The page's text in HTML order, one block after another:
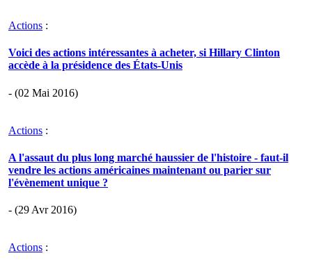
Actions :
Voici des actions intéressantes à acheter, si Hillary Clinton
accède à la présidence des États-Unis
- (02 Mai 2016)
Actions :
A l'assaut du plus long marché haussier de l'histoire - faut-il
vendre les actions américaines maintenant ou parier sur
l'évènement unique ?
- (29 Avr 2016)
Actions :